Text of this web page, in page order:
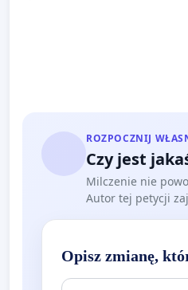
ROZPOCZNIJ
Czy jest
Milczenie nie
Autor tej petycji
Opisz zmianę,